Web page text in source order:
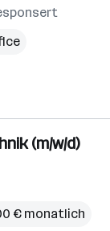
(m/w/d)
€ monatlich